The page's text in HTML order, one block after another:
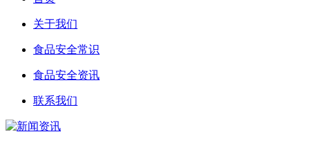
关于我们
食品安全常识
食品安全资讯
联系我们